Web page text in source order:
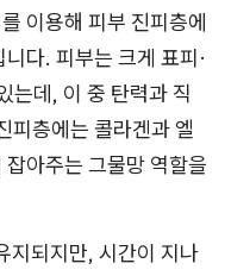
이용해 피부 진피층에
다. 피부는 크게 표피·
는데, 이 중 탄력과 직
피층에는 콜라겐과 엘
아주는 그물망 역할을
지되지만, 시간이 지나